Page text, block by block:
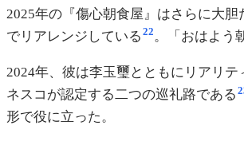
2025年の『傷心朝食屋』はさらに大
でリアレンジしている 22 。「おはよう
2024年、彼は李玉璽とともにリアリ
ネスコが認定する二つの巡礼路である
形で役に立った。